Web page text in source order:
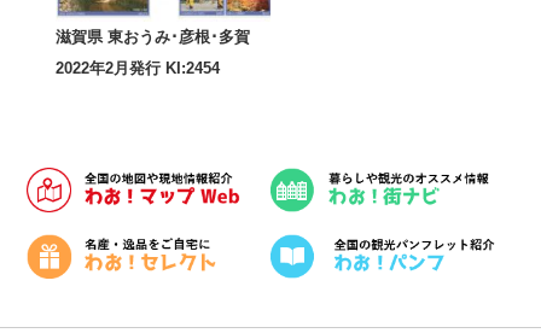
滋賀県 東おうみ･彦根･多賀
2022年2月発行 KI:2454